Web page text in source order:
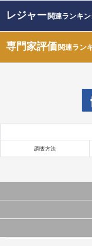
レジャー関連ランキ
専門家評価関連ラン
調査方法
当サイトで公開されている情
これらの情報を権利者の許可
当サイトに掲載している内容